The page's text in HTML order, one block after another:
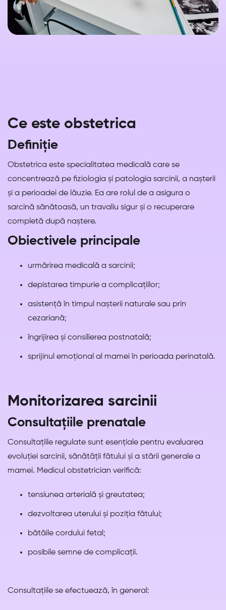
Ce este obstetrica
Definiție
Obstetrica este specialitatea medicală care se
concentrează pe fiziologia și patologia sarcinii, a nașterii
și a perioadei de lăuzie. Ea are rolul de a asigura o
sarcină sănătoasă, un travaliu sigur și o recuperare
completă după naștere.
Obiectivele principale
urmărirea medicală a sarcinii;
depistarea timpurie a complicațiilor;
asistență în timpul nașterii naturale sau prin
cezariană;
îngrijirea și consilierea postnatală;
sprijinul emoțional al mamei în perioada perinatală.
Monitorizarea sarcinii
Consultațiile prenatale
Consultațiile regulate sunt esențiale pentru evaluarea
evoluției sarcinii, sănătății fătului și a stării generale a
mamei. Medicul obstetrician verifică:
tensiunea arterială și greutatea;
dezvoltarea uterului și poziția fătului;
bătăile cordului fetal;
posibile semne de complicații.
Consultațiile se efectuează, în general: